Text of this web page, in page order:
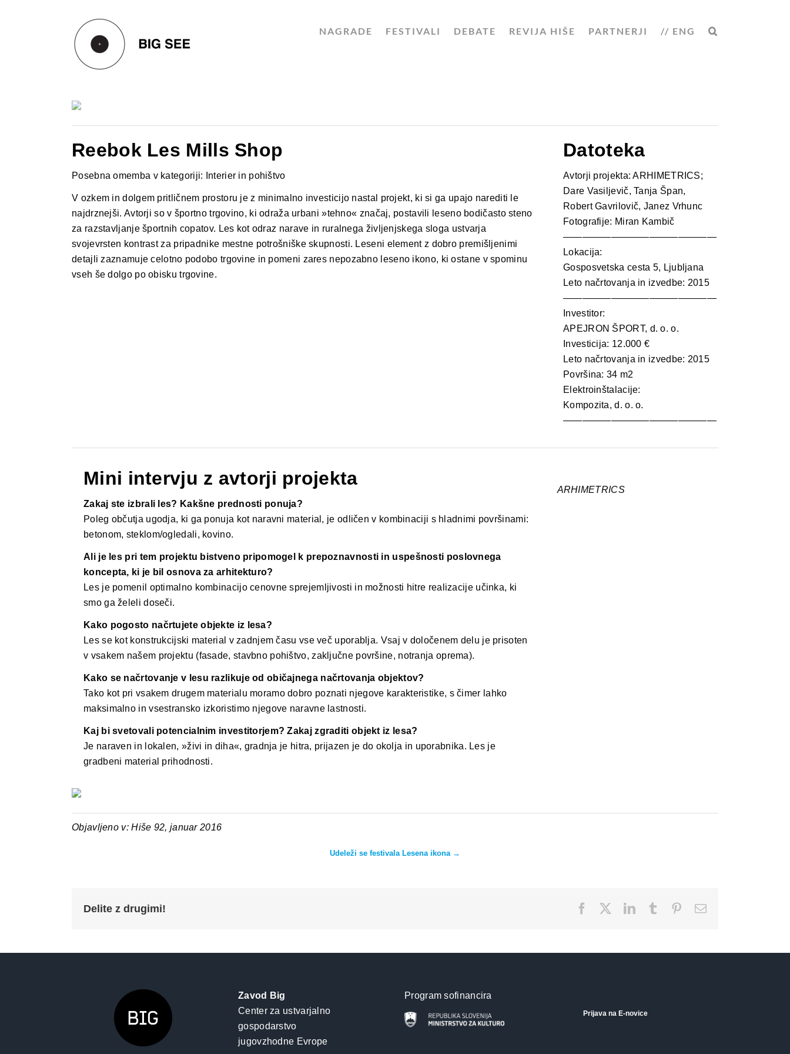
NAGRADE FESTIVALI DEBATE REVIJA HIŠE PARTNERJI // ENG
Reebok Les Mills Shop
Posebna omemba v kategoriji: Interier in pohištvo
V ozkem in dolgem pritličnem prostoru je z minimalno investicijo nastal projekt, ki si ga upajo narediti le
najdrznejši. Avtorji so v športno trgovino, ki odraža urbani »tehno« značaj, postavili leseno bodičasto steno
za razstavljanje športnih copatov. Les kot odraz narave in ruralnega življenjskega sloga ustvarja
svojevrsten kontrast za pripadnike mestne potrošniške skupnosti. Leseni element z dobro premišljenimi
detajli zaznamuje celotno podobo trgovine in pomeni zares nepozabno leseno ikono, ki ostane v spominu
vseh še dolgo po obisku trgovine.
Datoteka
Avtorji projekta: ARHIMETRICS;
Dare Vasiljevič, Tanja Špan,
Robert Gavrilovič, Janez Vrhunc
Fotografije: Miran Kambič
————————————————
Lokacija:
Gosposvetska cesta 5, Ljubljana
Leto načrtovanja in izvedbe: 2015
————————————————
Investitor:
APEJRON ŠPORT, d. o. o.
Investicija: 12.000 €
Leto načrtovanja in izvedbe: 2015
Površina: 34 m2
Elektroinštalacije:
Kompozita, d. o. o.
————————————————
Mini intervju z avtorji projekta
Zakaj ste izbrali les? Kakšne prednosti ponuja?
Poleg občutja ugodja, ki ga ponuja kot naravni material, je odličen v kombinaciji s hladnimi površinami:
betonom, steklom/ogledali, kovino.
Ali je les pri tem projektu bistveno pripomogel k prepoznavnosti in uspešnosti poslovnega
koncepta, ki je bil osnova za arhitekturo?
Les je pomenil optimalno kombinacijo cenovne sprejemljivosti in možnosti hitre realizacije učinka, ki
smo ga želeli doseči.
Kako pogosto načrtujete objekte iz lesa?
Les se kot konstrukcijski material v zadnjem času vse več uporablja. Vsaj v določenem delu je prisoten
v vsakem našem projektu (fasade, stavbno pohištvo, zaključne površine, notranja oprema).
Kako se načrtovanje v lesu razlikuje od običajnega načrtovanja objektov?
Tako kot pri vsakem drugem materialu moramo dobro poznati njegove karakteristike, s čimer lahko
maksimalno in vsestransko izkoristimo njegove naravne lastnosti.
Kaj bi svetovali potencialnim investitorjem? Zakaj zgraditi objekt iz lesa?
Je naraven in lokalen, »živi in diha«, gradnja je hitra, prijazen je do okolja in uporabnika. Les je
gradbeni material prihodnosti.
ARHIMETRICS
Objavljeno v: Hiše 92, januar 2016
Udeleži se festivala Lesena ikona →
Delite z drugimi! FacebookLinkedInTumblrPinterest
Email
Zavod Big
Center za ustvarjalno
gospodarstvo
jugovzhodne Evrope
Program sofinancira
Prijava na E-novice